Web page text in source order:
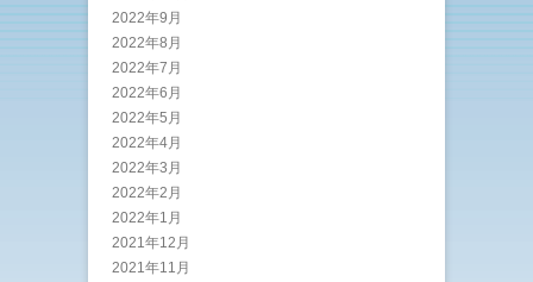
2022年9月
2022年8月
2022年7月
2022年6月
2022年5月
2022年4月
2022年3月
2022年2月
2022年1月
2021年12月
2021年11月